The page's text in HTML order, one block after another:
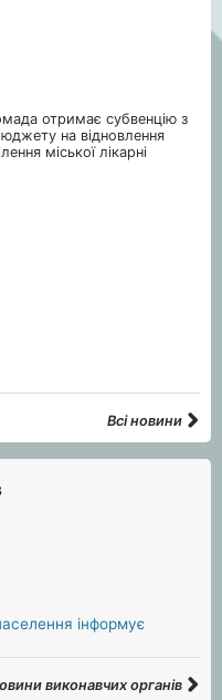
отримає субвенцію з
на відновлення
міської лікарні
Всі новини
інформує
виконавчих органів